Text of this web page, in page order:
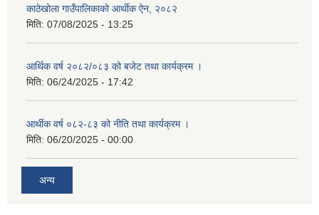
काठेखोला गाउँपालिकाको आर्थीक ऐन, २०८२
मिति: 07/08/2025 - 13:25
आर्थिक वर्ष २०८२/०८३ को बजेट तथा कार्यक्रम ।
मिति: 06/24/2025 - 17:42
आर्थीक वर्ष ०८२-८३ को नीति तथा कार्यक्रम ।
मिति: 06/20/2025 - 00:00
अन्य